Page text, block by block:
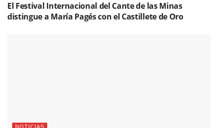
El Festival Internacional del Cante de las Minas
distingue a María Pagés con el Castillete de Oro
NOTICIAS